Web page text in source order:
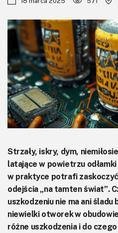
Dla Ciebie
KITy AVT
Kontakt
Newsletter
Magazyny
Archiwum
Do pobrania
Strzały, iskry, dym,
latające w powietrzu
w praktyce potrafi
odejścia „na tamten świat”.
uszkodzeniu nie ma ani
niewielki otworek w
różne uszkodzenia i do